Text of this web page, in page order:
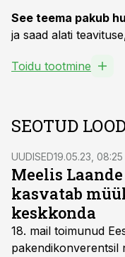
See teema pakub
ja saad alati
Toidu tootmine
SEOTUD
UUDISED19.05.23, 08:25
Meelis
kasvatab
keskkonda
18. mail toimunud
pakendikonverentsil